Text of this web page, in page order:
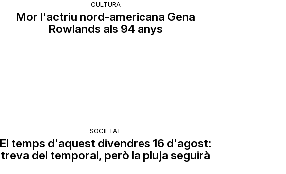
CULTURA
Mor l'actriu nord-americana Gena
Rowlands als 94 anys
SOCIETAT
El temps d'aquest divendres 16 d'agost:
treva del temporal, però la pluja seguirà